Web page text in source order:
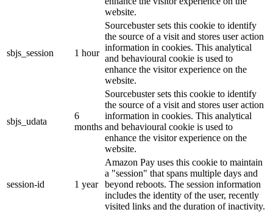
website.
sbjs_session 1 hour
Sourcebuster sets this cookie to identify
the source of a visit and stores user action
information in cookies. This analytical
and behavioural cookie is used to
enhance the visitor experience on the
website.
sbjs_udata
6
months
Sourcebuster sets this cookie to identify
the source of a visit and stores user action
information in cookies. This analytical
and behavioural cookie is used to
enhance the visitor experience on the
website.
session-id 1 year
Amazon Pay uses this cookie to maintain
a "session" that spans multiple days and
beyond reboots. The session information
includes the identity of the user, recently
visited links and the duration of inactivity.